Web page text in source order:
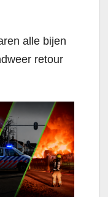
alle bijen
retour